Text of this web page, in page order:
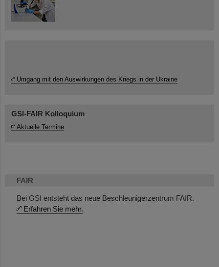
FAIR
Bei GSI entsteht das neue Beschleunigerzentrum FAIR.
Erfahren Sie mehr.
Umgang mit den Auswirkungen des Kriegs in der Ukraine
GSI-FAIR Kolloquium
Aktuelle Termine